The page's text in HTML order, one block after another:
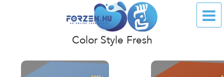
Color Style Fresh